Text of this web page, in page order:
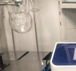
PRIVACY
POLICY